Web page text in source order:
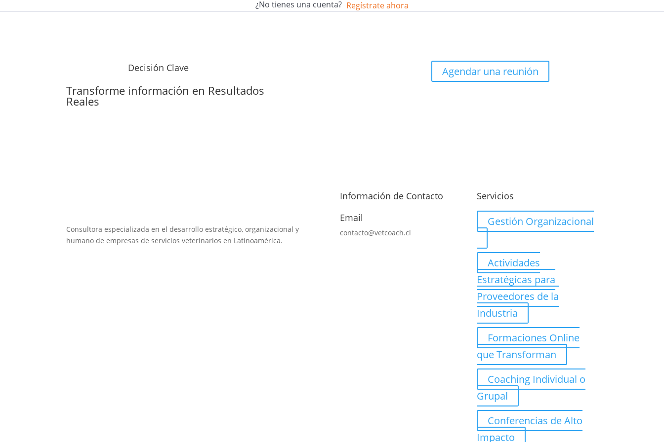
¿No tienes una cuenta? Regístrate ahora
Decisión Clave
Transforme información en Resultados
Reales
Agendar una reunión
Consultora especializada en el desarrollo estratégico, organizacional y
humano de empresas de servicios veterinarios en Latinoamérica.
Información de Contacto
Email
contacto@vetcoach.cl
Servicios
Gestión Organizacional
Actividades
Estratégicas para
Proveedores de la
Industria
Formaciones Online
que Transforman
Coaching Individual o
Grupal
Conferencias de Alto
Impacto